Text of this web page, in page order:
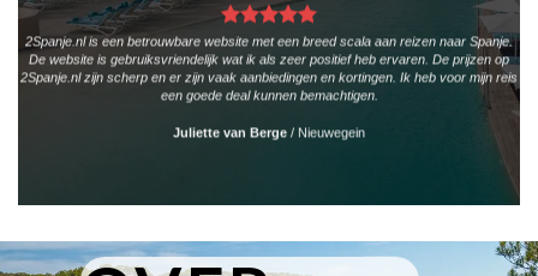
2Spanje.nl is een betrouwbare website met een breed scala aan reizen naar Spanje.
De website is gebruiksvriendelijk wat ik als zeer positief heb ervaren. De prijzen op
2Spanje.nl zijn scherp en er zijn vaak aanbiedingen en kortingen. Ik heb voor mijn reis
een goede deal kunnen bemachtigen.
Juliette van Berge / Nieuwegein